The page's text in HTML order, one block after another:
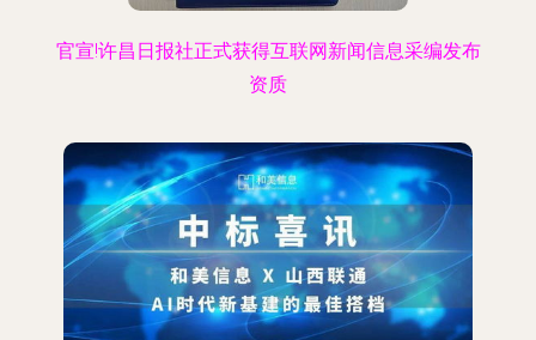
官宣!许昌日报社正式获得互联网新闻信息采编发布
资质